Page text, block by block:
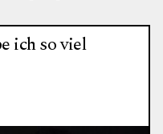
ich so viel